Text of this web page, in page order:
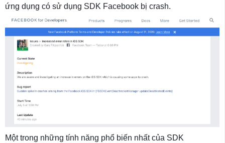
ứng dụng có sử dụng SDK Facebook bị crash.
Một trong những tính năng phổ biến nhất của SDK